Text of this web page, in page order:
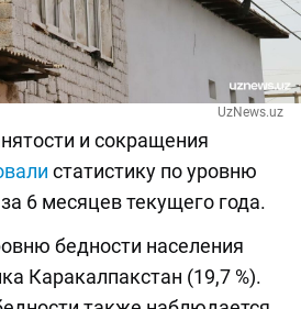
UzNews.uz
и сокращения
статистику по уровню
6 месяцев текущего года.
бедности населения
Каракалпакстан (19,7 %).